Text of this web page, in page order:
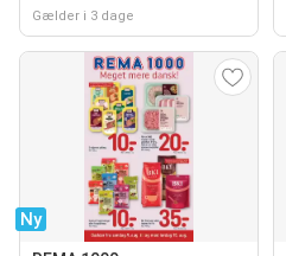
Gælder i 3 dage
Ny